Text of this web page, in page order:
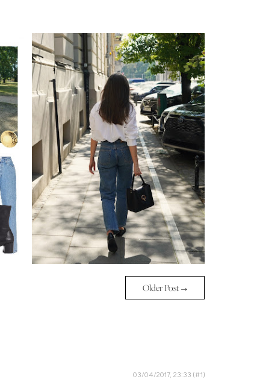
Older Post →
03/04/2017, 23:33